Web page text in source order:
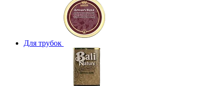
Для трубок